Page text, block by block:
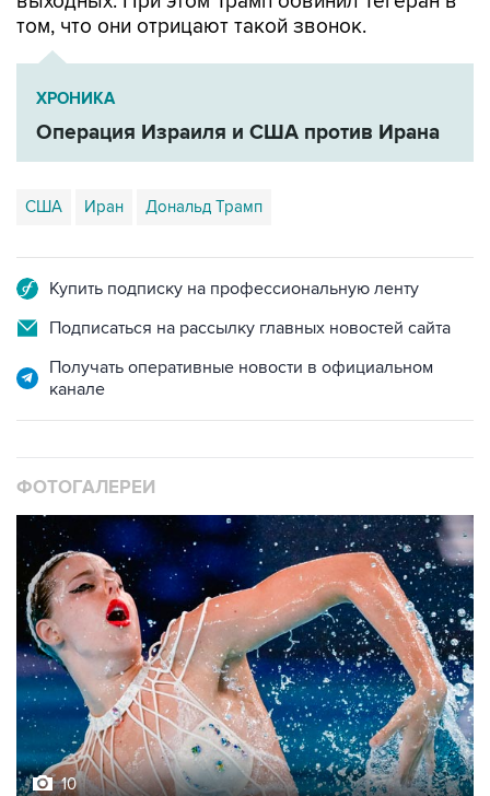
том, что они отрицают такой звонок.
ХРОНИКА
Операция Израиля и США против Ирана
США Иран Дональд Трамп
Купить подписку на профессиональную ленту
Подписаться на рассылку главных новостей сайта
Получать оперативные новости в официальном
канале
ФОТОГАЛЕРЕИ
10